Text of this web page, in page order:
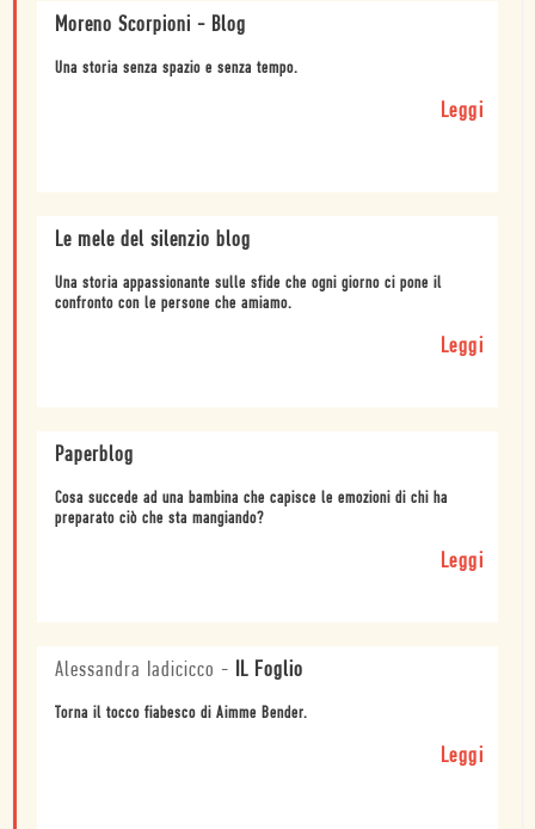
Moreno Scorpioni - Blog
Una storia senza spazio e senza tempo.
Leggi
Le mele del silenzio blog
Una storia appassionante sulle sfide che ogni giorno ci pone il
confronto con le persone che amiamo.
Leggi
Paperblog
Cosa succede ad una bambina che capisce le emozioni di chi ha
preparato ciò che sta mangiando?
Leggi
Alessandra Iadicicco - IL Foglio
Torna il tocco fiabesco di Aimme Bender.
Leggi